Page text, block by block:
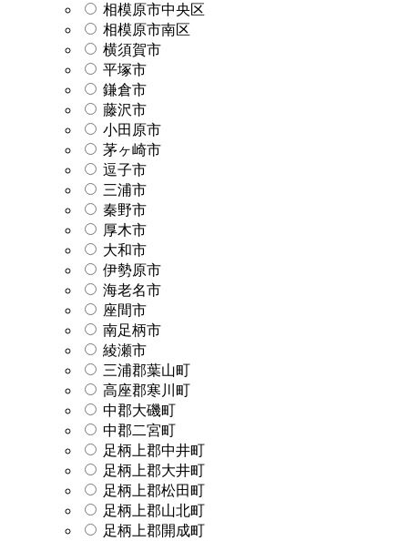
相模原市中央区
相模原市南区
横須賀市
平塚市
鎌倉市
藤沢市
小田原市
茅ヶ崎市
逗子市
三浦市
秦野市
厚木市
大和市
伊勢原市
海老名市
座間市
南足柄市
綾瀬市
三浦郡葉山町
高座郡寒川町
中郡大磯町
中郡二宮町
足柄上郡中井町
足柄上郡大井町
足柄上郡松田町
足柄上郡山北町
足柄上郡開成町